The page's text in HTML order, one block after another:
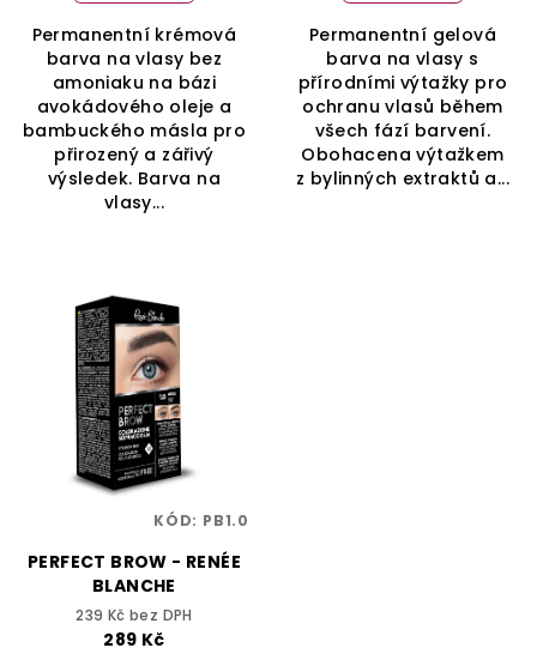
Permanentní krémová
barva na vlasy bez
amoniaku na bázi
avokádového oleje a
bambuckého másla pro
přirozený a zářivý
výsledek. Barva na
vlasy...
Permanentní gelová
barva na vlasy s
přírodními výtažky pro
ochranu vlasů během
všech fází barvení.
Obohacena výtažkem
z bylinných extraktů a...
PERFECT BROW - RENÉE
BLANCHE
239 Kč bez DPH
289 Kč
KÓD: PB1.0